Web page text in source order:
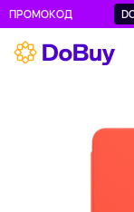
ПРОМОКОД